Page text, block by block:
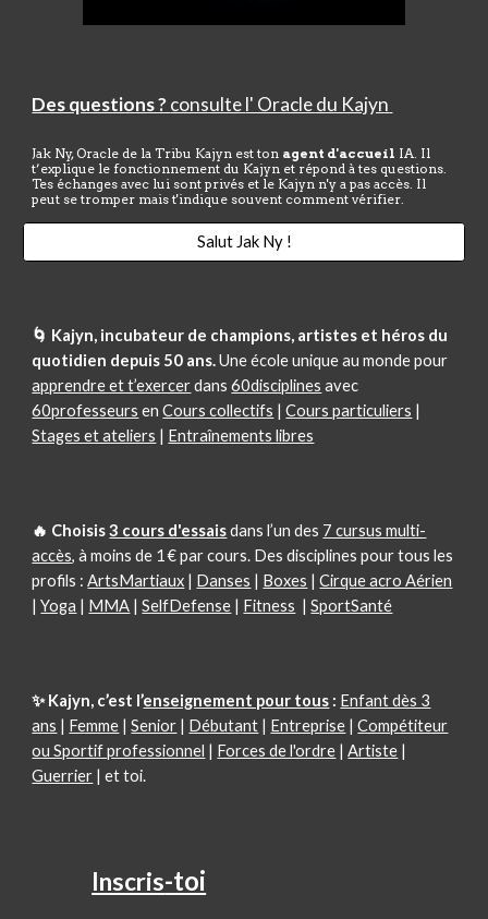
Des questions ?consultel' Oracle du Kajyn
Jak Ny, Oracle de la Tribu Kajyn est ton agent d'accueil IA. Il
t’explique le fonctionnement du Kajyn et répond à tes questions.
Tes échanges avec lui sont privés et le Kajyn n'y a pas accès. Il
peut se tromper mais t'indique souvent comment vérifier.
Salut Jak Ny !
🌀 Kajyn, incubateur de champions, artistes et héros du
quotidien depuis 50 ans.Une école unique au monde pour
apprendre et t’exercerdans60disciplines avec
60professeurs enCours collectifs |Cours particuliers |
Stages et ateliers | Entraînements libres
🔥 Choisis3 cours d'essaisdans l’un des 7 cursus multi-
accès, à moins de 1 € par cours. Des disciplines pour tous les
profils : ArtsMartiaux | Danses | Boxes |Cirque acro Aérien
|Yoga | MMA |SelfDefense | Fitness |SportSanté
✨ Kajyn, c’est l’enseignement pour tous : Enfant dès 3
ans | Femme |Senior | Débutant | Entreprise |Compétiteur
ou Sportif professionnel | Forces de l'ordre |Artiste |
Guerrier | et toi.
Inscris-toi